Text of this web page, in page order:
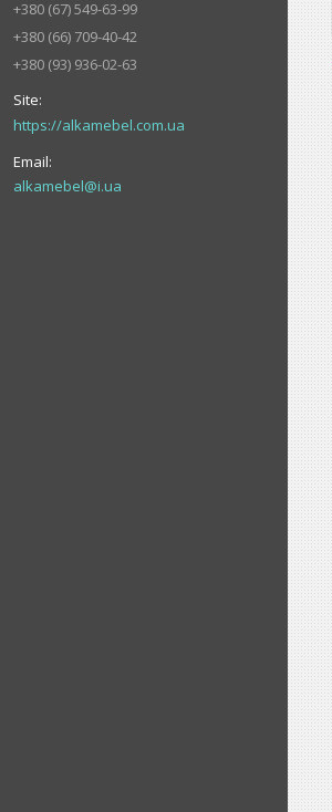
+380 (67) 549-63-99
+380 (66) 709-40-42
+380 (93) 936-02-63
https://alkamebel.com.ua
alkamebel@i.ua